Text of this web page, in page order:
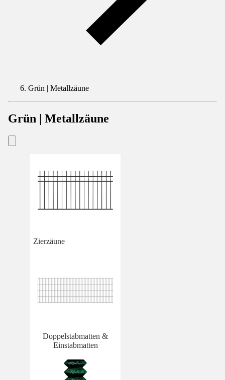
Grün | Metallzäune
Grün | Metallzäune
Zierzäune
Doppelstabmatten &
Einstabmatten